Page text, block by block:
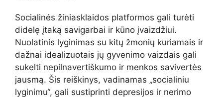
Socialinės žiniasklaidos platformos gali turėti
didelę įtaką savigarbai ir kūno įvaizdžiui.
Nuolatinis lyginimas su kitų žmonių kuriamais ir
dažnai idealizuotais jų gyvenimo vaizdais gali
sukelti nepilnavertiškumo ir menkos savivertės
jausmą. Šis reiškinys, vadinamas „socialiniu
lyginimu“, gali sustiprinti depresijos ir nerimo